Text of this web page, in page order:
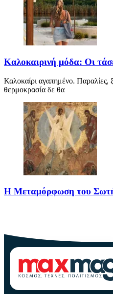
Καλοκαιρινή μόδα: Οι
Καλοκαίρι αγαπημένο.
θερμοκρασία δε θα
Η Μεταμόρφωση του